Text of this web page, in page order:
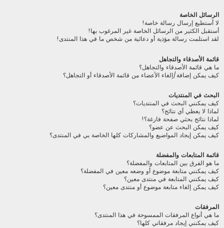
الرسائل الخاصة
لا أستطيع إرسال رسالة خاصة!
أستقبل الكثير من الرسائل الخاصة غير المرغوب بها!
لقد استلمت رسالة مؤذية أو دعائية من شخص ما في هذا المنتدى!
قائمة الأصدقاء والتجاهل
ما هي قائمة الأصدقاء والتجاهل؟
كيف يمكن إضافة/إلغاء الأعضاء من قائمة الأصدقاء أو التجاهل؟
البحث في المنتديات
كيف يمكنني البحث في المنتديات؟
لماذا لا يعطي أي نتائج؟
لماذا نتائج بحثي صفحة فارغة؟!
كيف يمكن البحث عن عضو؟
كيف يمكن إيجاد المواضيع والمشاركات كلها الخاصة بي في المنتدى؟
قائمة المتابعات والمفضلة
ما هو الفرق بين المتابعات والمفضلة؟
كيف يمكنني متابعة موضوع أو وضعه معين في المفضلة؟
كيف يمكنني المتابعة في منتدى معين؟
كيف يمكن إلغاء متابعة موضوع أو منتدى معين؟
المرفقات
ما هي أنواع المرفقات الممسوحة في هذا المنتدى؟
كيف يمكنني إيجاد مرفقاتي كلها؟